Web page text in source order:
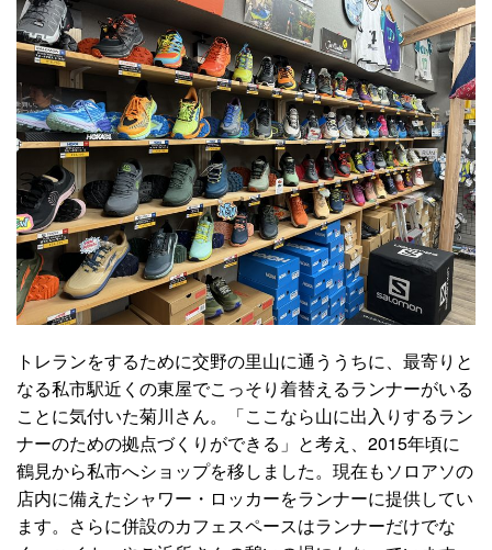
トレランをするために交野の里山に通ううちに、最寄りと
なる私市駅近くの東屋でこっそり着替えるランナーがいる
ことに気付いた菊川さん。「ここなら山に出入りするラン
ナーのための拠点づくりができる」と考え、2015年頃に
鶴見から私市へショップを移しました。現在もソロアソの
店内に備えたシャワー・ロッカーをランナーに提供してい
ます。さらに併設のカフェスペースはランナーだけでな